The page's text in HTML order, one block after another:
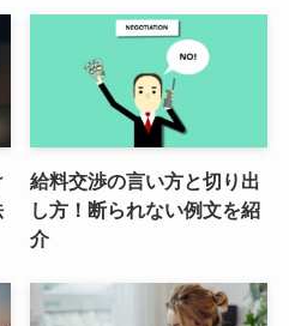
給料交渉の言い方と切り出
し方！断られない例文を紹
介